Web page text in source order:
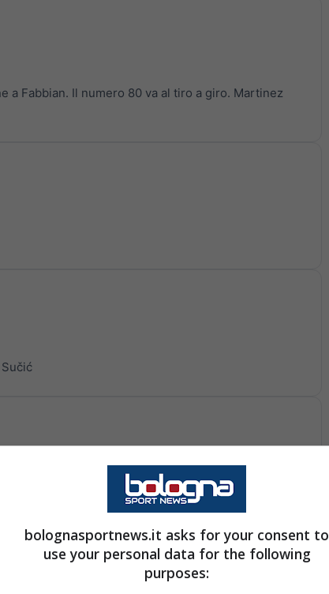
a Fabbian. Il numero 80 va al tiro a giro. Martinez
L'olandese, solo in area, colpisce di testa. Palla
bolognasportnews.it asks for your consent to
use your personal data for the following
purposes: